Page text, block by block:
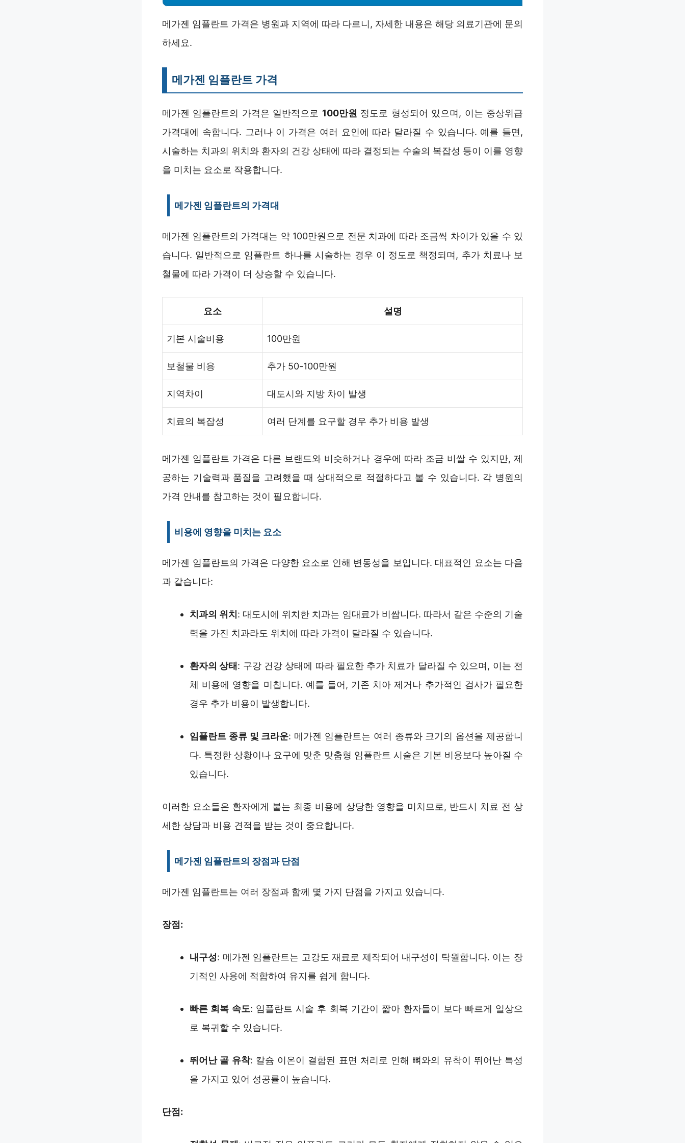
메가젠 임플란트 가격은 병원과 지역에 따라 다르니, 자세한 내용은 해당 의료기관에 문의
하세요.
메가젠 임플란트 가격
메가젠 임플란트의 가격은 일반적으로 100만원 정도로 형성되어 있으며, 이는 중상위급
가격대에 속합니다. 그러나 이 가격은 여러 요인에 따라 달라질 수 있습니다. 예를 들면,
시술하는 치과의 위치와 환자의 건강 상태에 따라 결정되는 수술의 복잡성 등이 이를 영향
을 미치는 요소로 작용합니다.
메가젠 임플란트의 가격대
메가젠 임플란트의 가격대는 약 100만원으로 전문 치과에 따라 조금씩 차이가 있을 수 있
습니다. 일반적으로 임플란트 하나를 시술하는 경우 이 정도로 책정되며, 추가 치료나 보
철물에 따라 가격이 더 상승할 수 있습니다.
요소 설명
기본 시술비용 100만원
보철물 비용 추가 50-100만원
지역차이 대도시와 지방 차이 발생
치료의 복잡성 여러 단계를 요구할 경우 추가 비용 발생
메가젠 임플란트 가격은 다른 브랜드와 비슷하거나 경우에 따라 조금 비쌀 수 있지만, 제
공하는 기술력과 품질을 고려했을 때 상대적으로 적절하다고 볼 수 있습니다. 각 병원의
가격 안내를 참고하는 것이 필요합니다.
비용에 영향을 미치는 요소
메가젠 임플란트의 가격은 다양한 요소로 인해 변동성을 보입니다. 대표적인 요소는 다음
과 같습니다:
치과의 위치 : 대도시에 위치한 치과는 임대료가 비쌉니다. 따라서 같은 수준의 기술
력을 가진 치과라도 위치에 따라 가격이 달라질 수 있습니다.
환자의 상태 : 구강 건강 상태에 따라 필요한 추가 치료가 달라질 수 있으며, 이는 전
체 비용에 영향을 미칩니다. 예를 들어, 기존 치아 제거나 추가적인 검사가 필요한
경우 추가 비용이 발생합니다.
임플란트 종류 및 크라운: 메가젠 임플란트는 여러 종류와 크기의 옵션을 제공합니
다. 특정한 상황이나 요구에 맞춘 맞춤형 임플란트 시술은 기본 비용보다 높아질 수
있습니다.
이러한 요소들은 환자에게 붙는 최종 비용에 상당한 영향을 미치므로, 반드시 치료 전 상
세한 상담과 비용 견적을 받는 것이 중요합니다.
메가젠 임플란트의 장점과 단점
메가젠 임플란트는 여러 장점과 함께 몇 가지 단점을 가지고 있습니다.
장점:
내구성: 메가젠 임플란트는 고강도 재료로 제작되어 내구성이 탁월합니다. 이는 장
기적인 사용에 적합하여 유지를 쉽게 합니다.
빠른 회복 속도: 임플란트 시술 후 회복 기간이 짧아 환자들이 보다 빠르게 일상으
로 복귀할 수 있습니다.
뛰어난 골 유착: 칼슘 이온이 결합된 표면 처리로 인해 뼈와의 유착이 뛰어난 특성
을 가지고 있어 성공률이 높습니다.
단점: